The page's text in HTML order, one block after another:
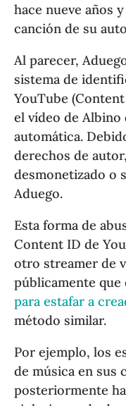
hace nueve años
canción de su
Al parecer,
sistema de
YouTube
el vídeo de
automática.
derechos de
desmonetizado o
Aduego.
Esta forma de
Content ID de
otro streamer de
públicamente
para estafar a
método similar.
Por ejemplo, los
de música en sus
posteriormente